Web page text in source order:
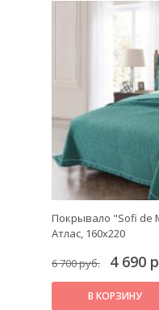
Покрывало "Sofi de
Атлас, 160х220
6 700 руб. 4 690
В КОРЗИНУ